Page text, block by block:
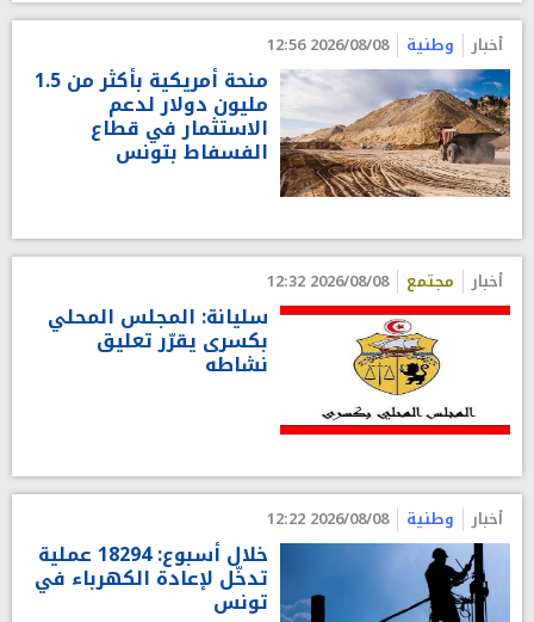
أخبار وطنية 2026/08/08 12:56
منحة أمريكية بأكثر من 1.5
مليون دولار لدعم
الاستثمار في قطاع
الفسفاط بتونس
أخبار مجتمع 2026/08/08 12:32
سليانة: المجلس المحلي
بكسرى يقرّر تعليق
نشاطه
أخبار وطنية 2026/08/08 12:22
خلال أسبوع: 18294 عملية
تدخّل لإعادة الكهرباء في
تونس